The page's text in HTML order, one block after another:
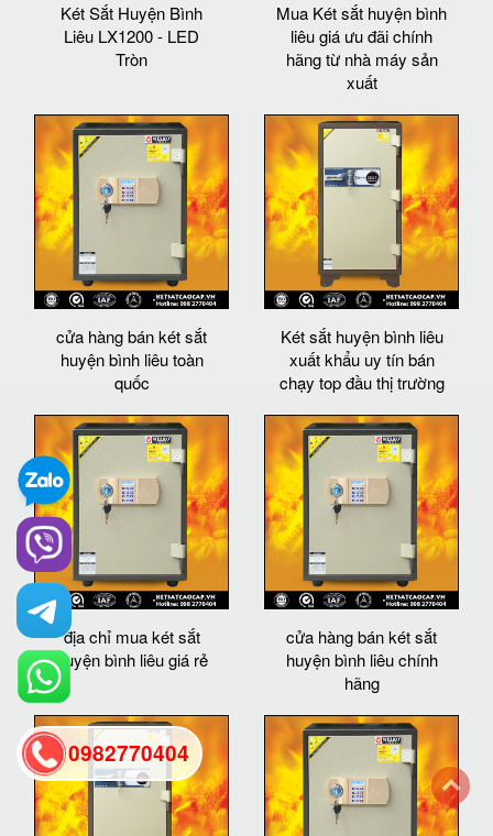
Két Sắt Huyện Bình
Liêu LX1200 - LED
Tròn
Mua Két sắt huyện bình
liêu giá ưu đãi chính
hãng từ nhà máy sản
xuất
cửa hàng bán két sắt
huyện bình liêu toàn
quốc
Két sắt huyện bình liêu
xuất khẩu uy tín bán
chạy top đầu thị trường
địa chỉ mua két sắt
huyện bình liêu giá rẻ
cửa hàng bán két sắt
huyện bình liêu chính
hãng
0982770404
back